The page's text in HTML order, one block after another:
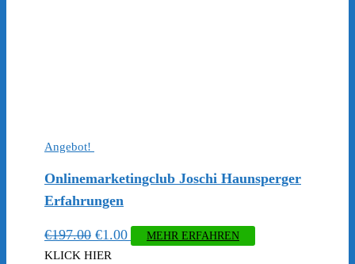
Angebot!
Onlinemarketingclub Joschi Haunsperger
Erfahrungen
€197.00 Ursprünglicher
Preis
€1.00Aktueller
MEHR ERFAHREN
KLICK HIER